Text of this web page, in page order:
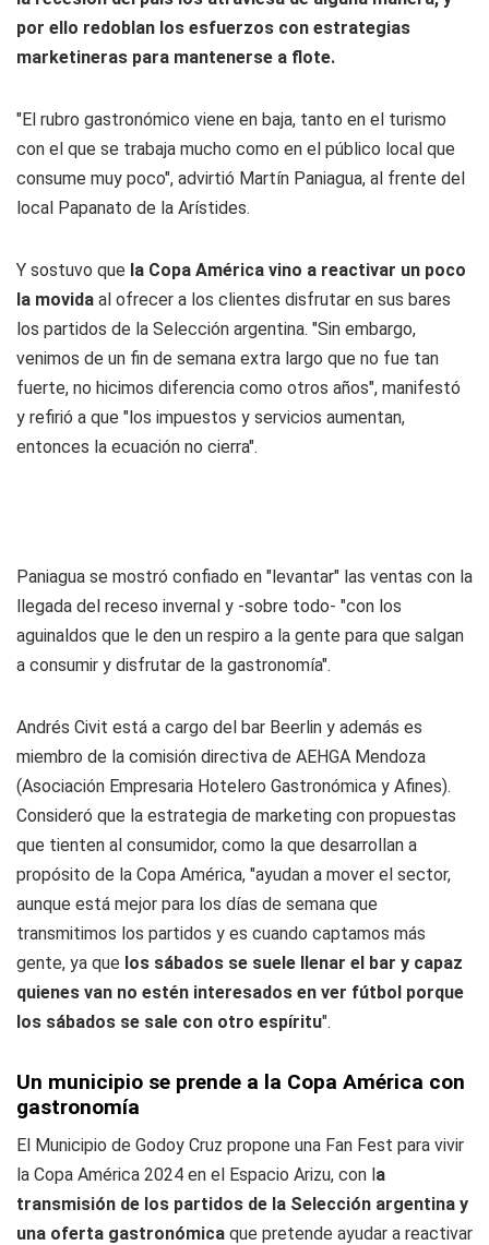
por ello redoblan los esfuerzos con estrategias
marketineras para mantenerse a flote.
"El rubro gastronómico viene en baja, tanto en el turismo
con el que se trabaja mucho como en el público local que
consume muy poco", advirtió Martín Paniagua, al frente del
local Papanato de la Arístides.
Y sostuvo que la Copa América vino a reactivar un poco
la movida al ofrecer a los clientes disfrutar en sus bares
los partidos de la Selección argentina. "Sin embargo,
venimos de un fin de semana extra largo que no fue tan
fuerte, no hicimos diferencia como otros años", manifestó
y refirió a que "los impuestos y servicios aumentan,
entonces la ecuación no cierra".
Paniagua se mostró confiado en "levantar" las ventas con la
llegada del receso invernal y -sobre todo- "con los
aguinaldos que le den un respiro a la gente para que salgan
a consumir y disfrutar de la gastronomía".
Andrés Civit está a cargo del bar Beerlin y además es
miembro de la comisión directiva de AEHGA Mendoza
(Asociación Empresaria Hotelero Gastronómica y Afines).
Consideró que la estrategia de marketing con propuestas
que tienten al consumidor, como la que desarrollan a
propósito de la Copa América, "ayudan a mover el sector,
aunque está mejor para los días de semana que
transmitimos los partidos y es cuando captamos más
gente, ya que los sábados se suele llenar el bar y capaz
quienes van no estén interesados en ver fútbol porque
los sábados se sale con otro espíritu".
Un municipio se prende a la Copa América con
gastronomía
El Municipio de Godoy Cruz propone una Fan Fest para vivir
la Copa América 2024 en el Espacio Arizu, con la
transmisión de los partidos de la Selección argentina y
una oferta gastronómica que pretende ayudar a reactivar